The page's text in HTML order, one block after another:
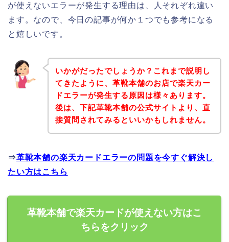
が使えないエラーが発生する理由は、人それぞれ違い
ます。なので、今日の記事が何か１つでも参考になる
と嬉しいです。
いかがだったでしょうか？これまで説明し
てきたように、革靴本舗のお店で楽天カー
ドエラーが発生する原因は様々あります。
後は、下記革靴本舗の公式サイトより、直
接質問されてみるといいかもしれません。
⇒革靴本舗の楽天カードエラーの問題を今すぐ解決し
たい方はこちら
革靴本舗で楽天カードが使えない方はこ
ちらをクリック